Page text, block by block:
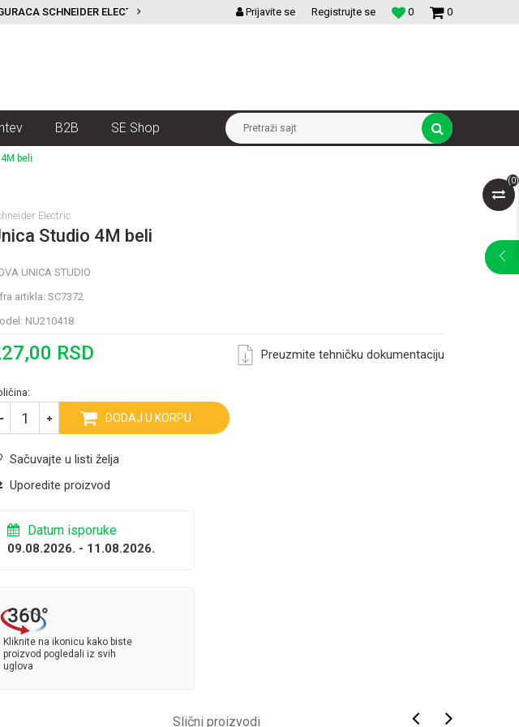
SCHNEIDER ELECTRIC VELIKI IZBOR MODULARNIH PREKIDACA I UTICNICA 0
0
Prijavite se Registrujte se
B2B SE Shop Pretraži sajt
(0)
beli
Electric
Studio 4M beli
UNICA STUDIO
artikla: SC7372
NU210418
Preuzmite tehničku dokumentaciju
RSD
DODAJ U KORPU
Sačuvajte u listi želja
Uporedite proizvod
Datum isporuke
09.08.2026. - 11.08.2026.
Kliknite na ikonicu kako biste
proizvod pogledali iz svih
uglova
Slični proizvodi